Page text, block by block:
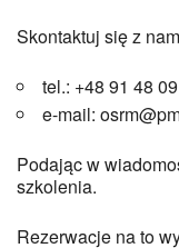
Skontaktuj się z
tel.: +48 91 48
e-mail:
Podając w
szkolenia.
Rezerwacje na to